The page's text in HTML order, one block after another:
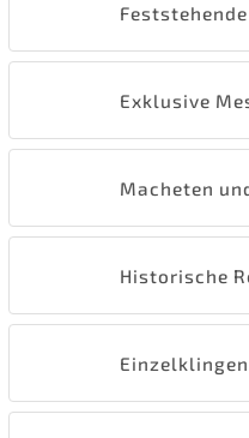
Exklusive
Macheten
Historische
Einzelklingen